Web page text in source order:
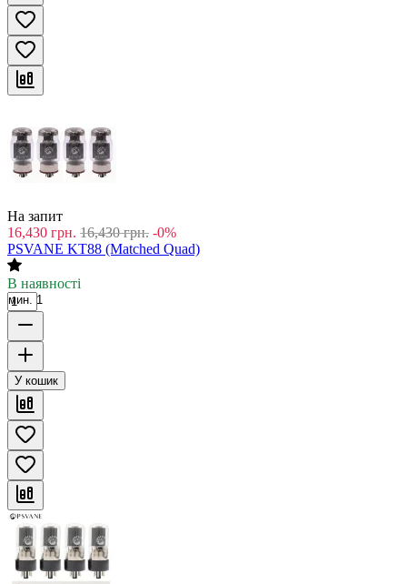
На запит
16,430 грн. 16,430 грн. -0%
PSVANE KT88 (Matched Quad)
В наявності
мин. 1
У кошик